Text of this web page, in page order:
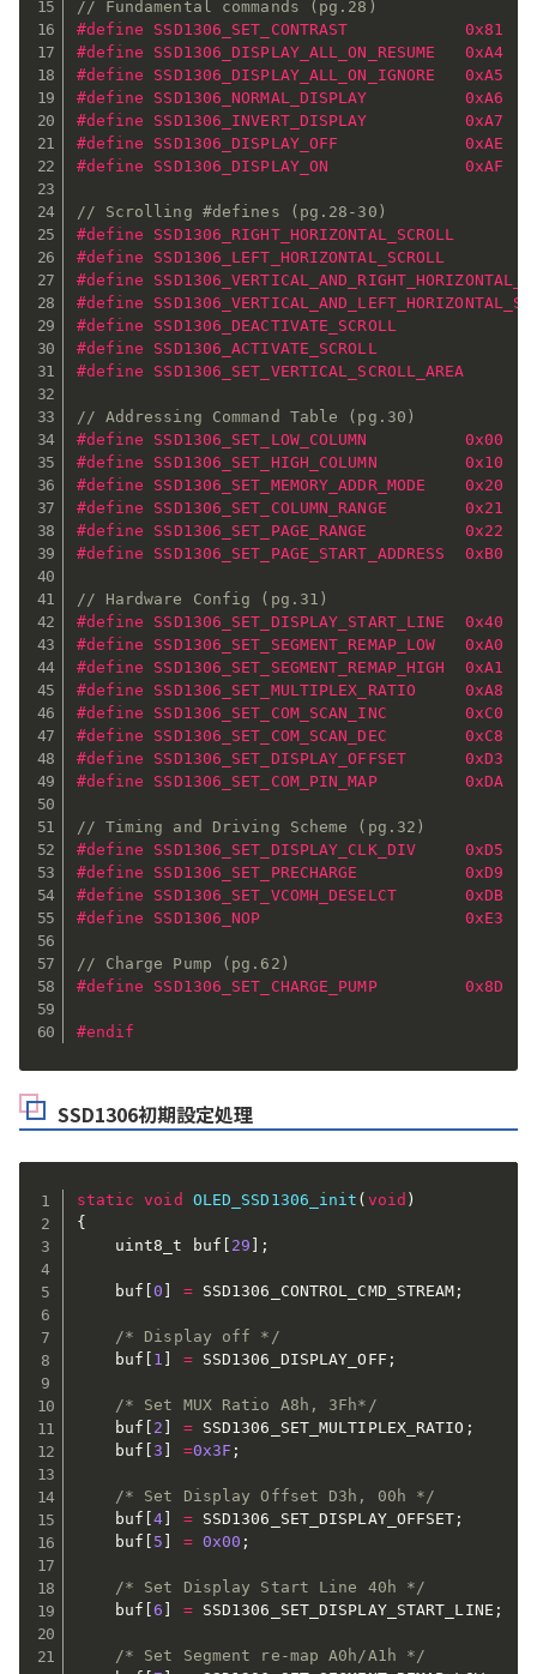
// Fundamental commands (pg.28)
#define SSD1306_SET_CONTRAST            0x81
#define SSD1306_DISPLAY_ALL_ON_RESUME   0xA4
#define SSD1306_DISPLAY_ALL_ON_IGNORE   0xA5
#define SSD1306_NORMAL_DISPLAY          0xA6
#define SSD1306_INVERT_DISPLAY          0xA7
#define SSD1306_DISPLAY_OFF             0xAE
#define SSD1306_DISPLAY_ON              0xAF
// Scrolling #defines (pg.28-30)
#define SSD1306_RIGHT_HORIZONTAL_SCROLL
#define SSD1306_LEFT_HORIZONTAL_SCROLL
#define
#define
#define SSD1306_DEACTIVATE_SCROLL
#define SSD1306_ACTIVATE_SCROLL
#define
// Addressing Command Table (pg.30)
#define SSD1306_SET_LOW_COLUMN          0x00
#define SSD1306_SET_HIGH_COLUMN         0x10
#define SSD1306_SET_MEMORY_ADDR_MODE
#define SSD1306_SET_COLUMN_RANGE
#define SSD1306_SET_PAGE_RANGE
#define SSD1306_SET_PAGE_START_ADDRESS  0xB0
// Hardware Config (pg.31)
#define SSD1306_SET_DISPLAY_START_LINE  0x40
#define SSD1306_SET_SEGMENT_REMAP_LOW   0xA0
#define SSD1306_SET_SEGMENT_REMAP_HIGH  0xA1
#define SSD1306_SET_MULTIPLEX_RATIO
#define SSD1306_SET_COM_SCAN_INC        0xC0
#define SSD1306_SET_COM_SCAN_DEC        0xC8
#define SSD1306_SET_DISPLAY_OFFSET
#define SSD1306_SET_COM_PIN_MAP
// Timing and Driving Scheme (pg.32)
#define SSD1306_SET_DISPLAY_CLK_DIV
#define SSD1306_SET_PRECHARGE
#define SSD1306_SET_VCOMH_DESELCT
#define SSD1306_NOP
// Charge Pump (pg.62)
#define SSD1306_SET_CHARGE_PUMP
#endif
SSD1306初期設定処理
static void OLED_SSD1306_init ( void )
{
    uint8_t buf
29 ;
    buf
[0 = SSD1306_CONTROL_CMD_STREAM ;
/* Display off */
    buf
1 = SSD1306_DISPLAY_OFF ;
/* Set MUX Ratio A8h, 3Fh*/
    buf
2 = SSD1306_SET_MULTIPLEX_RATIO ;
    buf
[3 =0x3F ;
/* Set Display Offset D3h, 00h */
    buf
[4 = SSD1306_SET_DISPLAY_OFFSET ;
    buf
5 = 0x00 ;
/* Set Display Start Line 40h */
    buf
[6 = SSD1306_SET_DISPLAY_START_LINE ;
/* Set Segment re-map A0h/A1h */